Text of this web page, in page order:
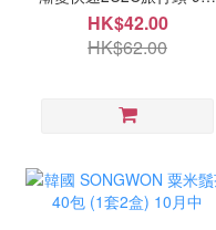
尾
HK$42.00
HK$62.00